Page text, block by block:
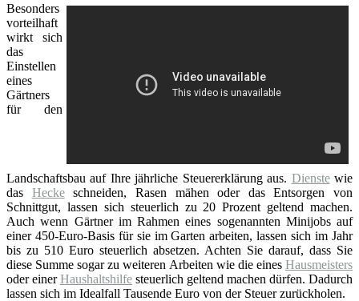
Besonders
vorteilhaft
wirkt sich
das
Einstellen
eines
Gärtners
für den
Landschaftsbau auf Ihre jährliche Steuererklärung aus. Dienstewie
das Heckeschneiden, Rasen mähen oder das Entsorgen von
Schnittgut, lassen sich steuerlich zu 20 Prozent geltend machen.
Auch wenn Gärtner im Rahmen eines sogenannten Minijobs auf
einer 450-Euro-Basis für sie im Garten arbeiten, lassen sich im Jahr
bis zu 510 Euro steuerlich absetzen. Achten Sie darauf, dass Sie
diese Summe sogar zu weiteren Arbeiten wie die eines Hausmeisters
oder einerHaushaltshilfe steuerlich geltend machen dürfen. Dadurch
lassen sich im Idealfall Tausende Euro von der Steuer zurückholen.